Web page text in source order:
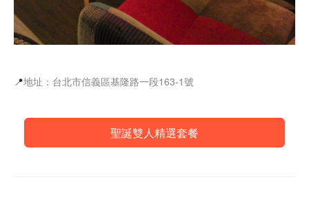
📍地址：台北市信義區基隆路一段163-1號
聖誕雙人精選套餐